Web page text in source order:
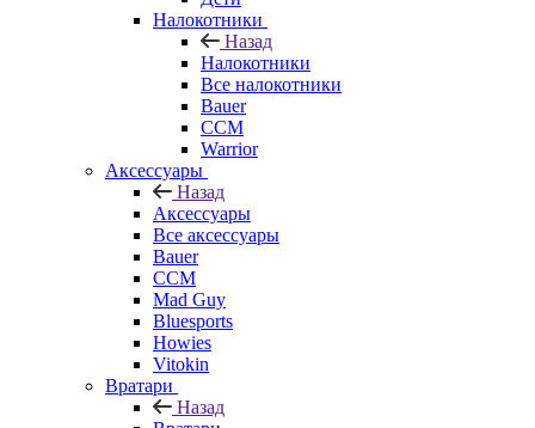
Налокотники
Назад
Налокотники
Все налокотники
Bauer
CCM
Warrior
Аксессуары
Назад
Аксессуары
Все аксессуары
Bauer
CCM
Mad Guy
Bluesports
Howies
Vitokin
Вратари
Назад